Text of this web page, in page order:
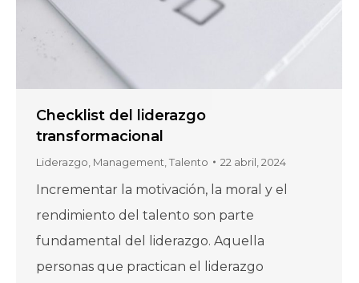
Checklist del liderazgo
transformacional
Liderazgo Management Talento 22 abril, 2024
Incrementar la motivación, la moral y el
rendimiento del talento son parte
fundamental del liderazgo. Aquella
personas que practican el liderazgo